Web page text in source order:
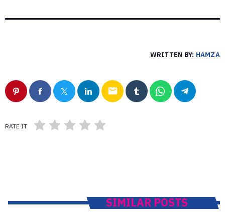
WRITTEN BY: HAMZA
email
RATE IT
SIMILAR POSTS